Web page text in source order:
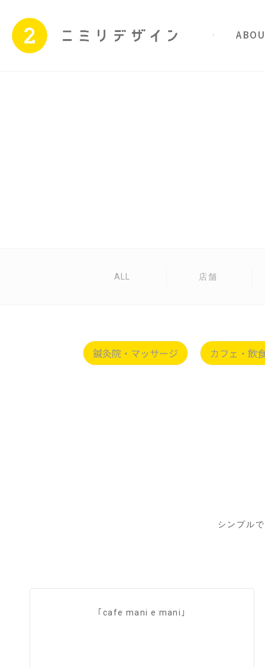
私たちのこと サービス
ALL 店舗
鍼灸院・マッサージ カフェ・飲
シンプル
｢cafe mani e mani｣